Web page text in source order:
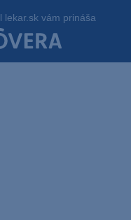
lekar.sk vám prináša